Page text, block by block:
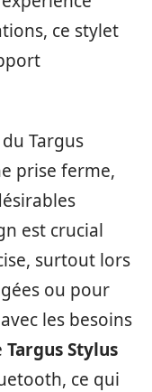
ce stylet
Targus
prise ferme,
est crucial
surtout lors
ou pour
les besoins
Targus Stylus
ce qui